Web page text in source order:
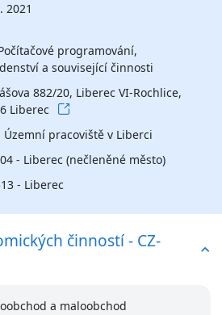
2021
programování,
a související činnosti
882/20, Liberec VI-Rochlice,
Liberec
Územní pracoviště v Liberci
- Liberec (nečleněné město)
- Liberec
činností - CZ-
a maloobchod